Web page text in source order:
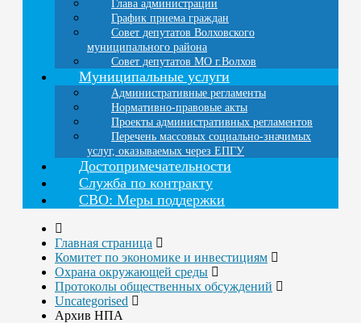
Глава администрации
График приема граждан
Совет депутатов Волховского
муниципального района
Совет депутатов МО г.Волхов
Муниципальные услуги
Административные регламенты
Нормативно-правовые акты
Проекты административных регламентов
Перечень массовых социально-значимых
услуг, оказываемых через ЕПГУ
Достопримечательности
Служба по контракту
СВО: Меры поддержки
Главная страница
Комитет по экономике и инвестициям
Охрана окружающей среды
Протоколы общественных обсуждений
Uncategorised
Архив НПА